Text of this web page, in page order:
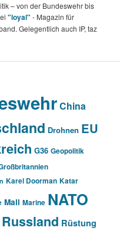
– von der Bundeswehr bis
"loyal" - Magazin für
Gelegentlich auch IP, taz
China
Drohnen EU
G36 Geopolitik
Karel Doorman Katar
Mali Marine NATO
Russland Rüstung